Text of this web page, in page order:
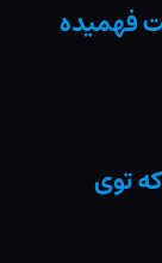
فهمیده
توی